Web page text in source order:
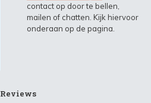
contact op door te bellen,
mailen of chatten. Kijk hiervoor
onderaan op de pagina.
Reviews